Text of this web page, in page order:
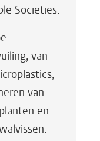
Societies.
van
van
en